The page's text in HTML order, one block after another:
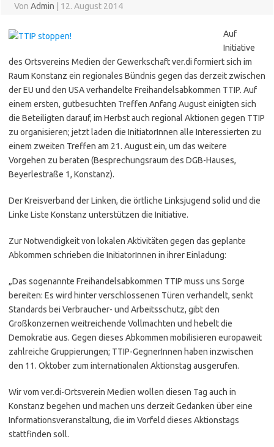
Von Admin 12. August 2014
Auf
Initiative
des Ortsvereins Medien der Gewerkschaft ver.di formiert sich im
Raum Konstanz ein regionales Bündnis gegen das derzeit zwischen
der EU und den USA verhandelte Freihandelsabkommen TTIP. Auf
einem ersten, gutbesuchten Treffen Anfang August einigten sich
die Beteiligten darauf, im Herbst auch regional Aktionen gegen TTIP
zu organisieren; jetzt laden die InitiatorInnen alle Interessierten zu
einem zweiten Treffen am 21. August ein, um das weitere
Vorgehen zu beraten (Besprechungsraum des DGB-Hauses,
Beyerlestraße 1, Konstanz).
Der Kreisverband der Linken, die örtliche Linksjugend solid und die
Linke Liste Konstanz unterstützen die Initiative.
Zur Notwendigkeit von lokalen Aktivitäten gegen das geplante
Abkommen schrieben die InitiatorInnen in ihrer Einladung:
„Das sogenannte Freihandelsabkommen TTIP muss uns Sorge
bereiten: Es wird hinter verschlossenen Türen verhandelt, senkt
Standards bei Verbraucher- und Arbeitsschutz, gibt den
Großkonzernen weitreichende Vollmachten und hebelt die
Demokratie aus. Gegen dieses Abkommen mobilisieren europaweit
zahlreiche Gruppierungen; TTIP-GegnerInnen haben inzwischen
den 11. Oktober zum internationalen Aktionstag ausgerufen.
Wir vom ver.di-Ortsverein Medien wollen diesen Tag auch in
Konstanz begehen und machen uns derzeit Gedanken über eine
Informationsveranstaltung, die im Vorfeld dieses Aktionstags
stattfinden soll.